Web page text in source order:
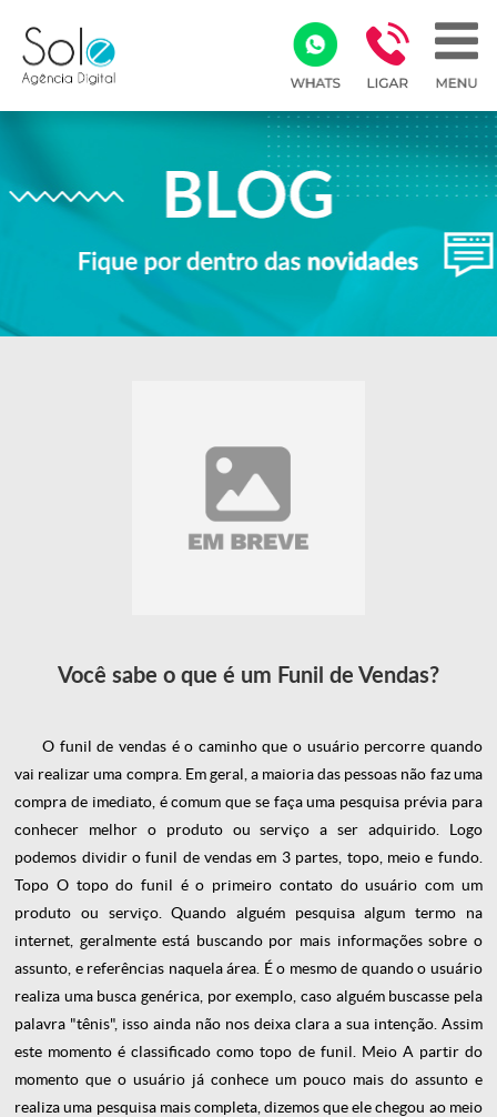
Você sabe o que é um Funil de Vendas?
O funil de vendas é o caminho que o usuário percorre quando
vai realizar uma compra. Em geral, a maioria das pessoas não faz uma
compra de imediato, é comum que se faça uma pesquisa prévia para
conhecer melhor o produto ou serviço a ser adquirido. Logo
podemos dividir o funil de vendas em 3 partes, topo, meio e fundo.
Topo O topo do funil é o primeiro contato do usuário com um
produto ou serviço. Quando alguém pesquisa algum termo na
internet, geralmente está buscando por mais informações sobre o
assunto, e referências naquela área. É o mesmo de quando o usuário
realiza uma busca genérica, por exemplo, caso alguém buscasse pela
palavra "tênis", isso ainda não nos deixa clara a sua intenção. Assim
este momento é classificado como topo de funil. MeioA partir do
momento que o usuário já conhece um pouco mais do assunto e
realiza uma pesquisa mais completa, dizemos que ele chegou ao meio